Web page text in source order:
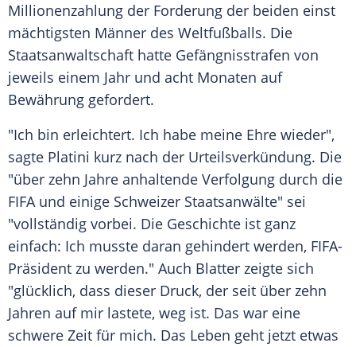
Millionenzahlung der Forderung der beiden einst
mächtigsten Männer des Weltfußballs. Die
Staatsanwaltschaft hatte Gefängnisstrafen von
jeweils einem Jahr und acht Monaten auf
Bewährung gefordert.
"Ich bin erleichtert. Ich habe meine Ehre wieder",
sagte Platini kurz nach der Urteilsverkündung. Die
"über zehn Jahre anhaltende Verfolgung durch die
FIFAund einige Schweizer Staatsanwälte" sei
"vollständig vorbei. Die Geschichte ist ganz
einfach: Ich musste daran gehindert werden, FIFA-
Präsident zu werden." Auch Blatter zeigte sich
"glücklich, dass dieser Druck, der seit über zehn
Jahren auf mir lastete, weg ist. Das war eine
schwere Zeit für mich. Das Leben geht jetzt etwas